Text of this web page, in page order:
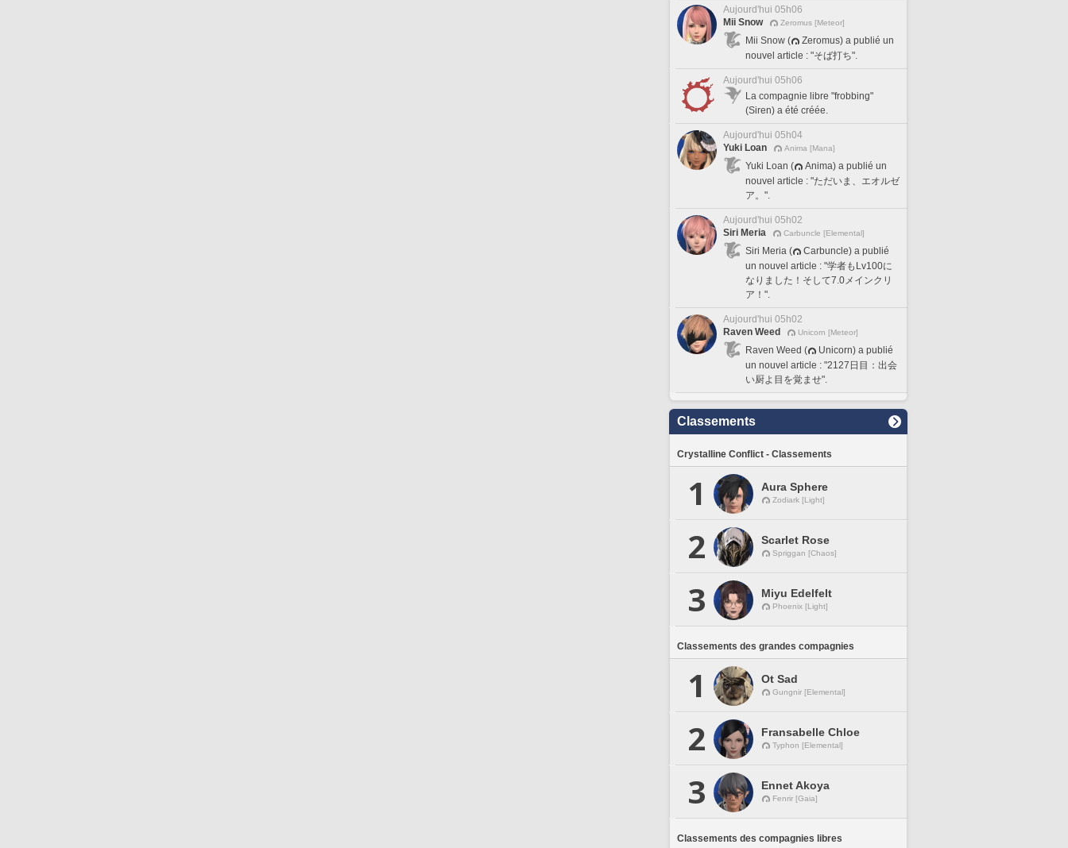
Aujourd'hui 05h06
Mii Snow
Zeromus [Meteor]
Mii Snow (
Zeromus) a publié un
nouvel article : "そば打ち".
Aujourd'hui 05h06
La compagnie libre "frobbing"
(Siren) a été créée.
Aujourd'hui 05h04
Yuki Loan
Anima [Mana]
Yuki Loan (
Anima) a publié un
nouvel article : "ただいま、エオルゼ
ア。".
Aujourd'hui 05h02
Siri Meria
Carbuncle [Elemental]
Siri Meria (
Carbuncle) a publié
un nouvel article : "学者もLv100に
なりました！そして7.0メインクリ
ア！".
Aujourd'hui 05h02
Raven Weed
Unicorn [Meteor]
Raven Weed (
Unicorn) a publié
un nouvel article : "2127日目：出会
い厨よ目を覚ませ".
Classements
Crystalline Conflict - Classements
1 Aura Sphere
Zodiark [Light]
2 Scarlet Rose
Spriggan [Chaos]
3 Miyu Edelfelt
Phoenix [Light]
Classements des grandes compagnies
1 Ot Sad
Gungnir [Elemental]
2 Fransabelle Chloe
Typhon [Elemental]
3 Ennet Akoya
Fenrir [Gaia]
Classements des compagnies libres